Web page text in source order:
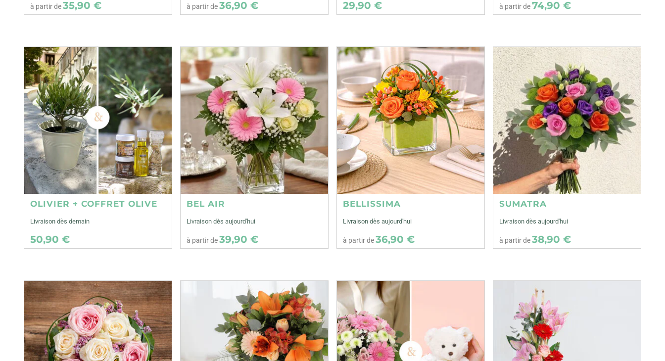
à partir de35,90 € à partir de36,90 € 29,90 € à partir de74,90 €
OLIVIER + COFFRET OLIVE
Livraison dès demain
50,90 €
BEL AIR
Livraison dès aujourd'hui
à partir de39,90 €
BELLISSIMA
Livraison dès aujourd'hui
à partir de36,90 €
SUMATRA
Livraison dès aujourd'hui
à partir de38,90 €